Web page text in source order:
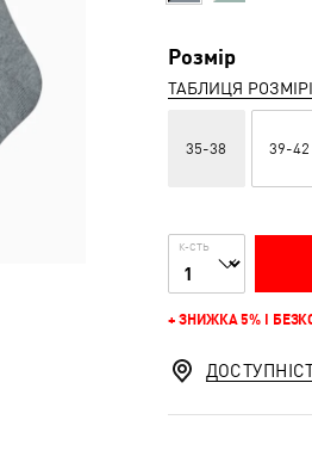
Розмір
ТАБЛИЦЯ
35-38 39-42
К-СТЬ
+ ЗНИЖКА 5% І